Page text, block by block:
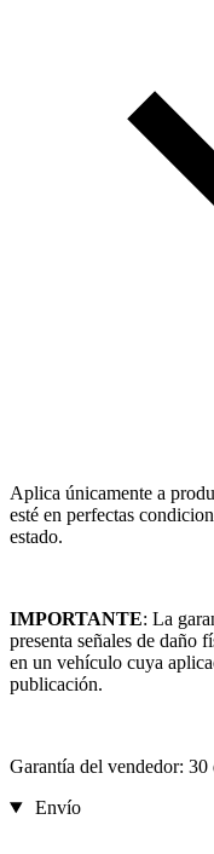
Aplica únicamente a
esté en perfectas
estado.
IMPORTANTE: La
presenta señales de daño
en un vehículo cuya
publicación.
Garantía del vendedor: 30
Envío